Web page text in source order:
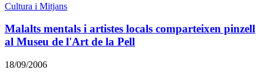
Cultura i Mitjans
Malalts mentals i artistes locals comparteixen pinzell
al Museu de l'Art de la Pell
18/09/2006